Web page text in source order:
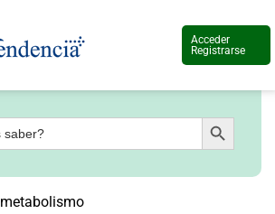
Acceder
Registrarse
Botón de búsqueda
metabolismo